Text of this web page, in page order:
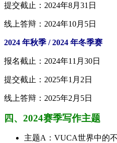
提交截止：2024年8月31日
线上答辩：2024年10月5日
2024 年秋季 / 2024 年冬季赛
报名截止：2024年11月30日
提交截止：2025年1月2日
线上答辩：2025年2月5日
四、2024赛季写作主题
主题A：VUCA世界中的